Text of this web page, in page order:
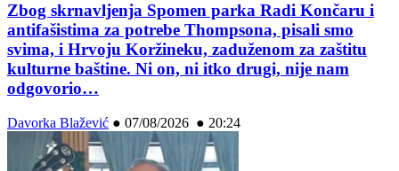
Zbog skrnavljenja Spomen parka Radi Končaru i
antifašistima za potrebe Thompsona, pisali smo
svima, i Hrvoju Koržineku, zaduženom za zaštitu
kulturne baštine. Ni on, ni itko drugi, nije nam
odgovorio…
Davorka Blažević ● 07/08/2026 ● 20:24